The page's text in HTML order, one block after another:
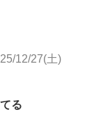
12/27(土)
る